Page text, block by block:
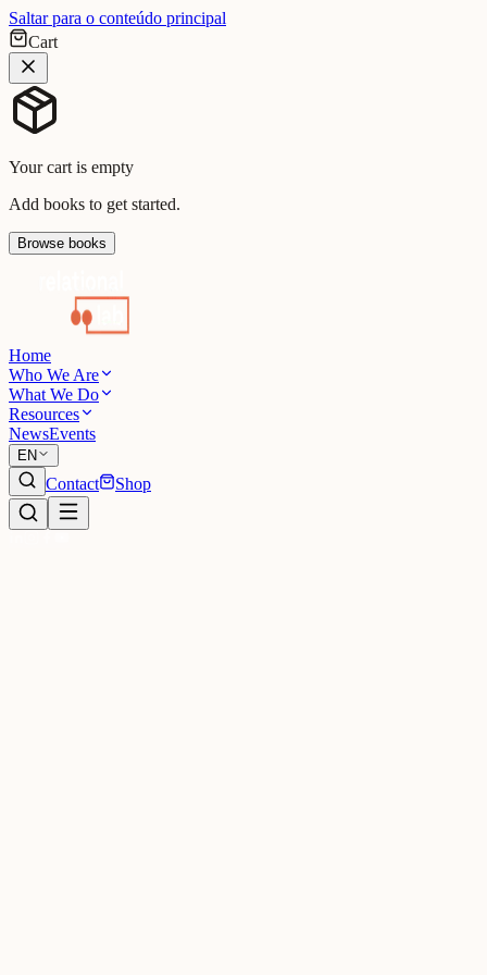
Saltar para o conteúdo principal
Cart
Your cart is empty
Add books to get started.
Browse books
Home
Who We Are
What We Do
Resources
NewsEvents
EN
Contact Shop